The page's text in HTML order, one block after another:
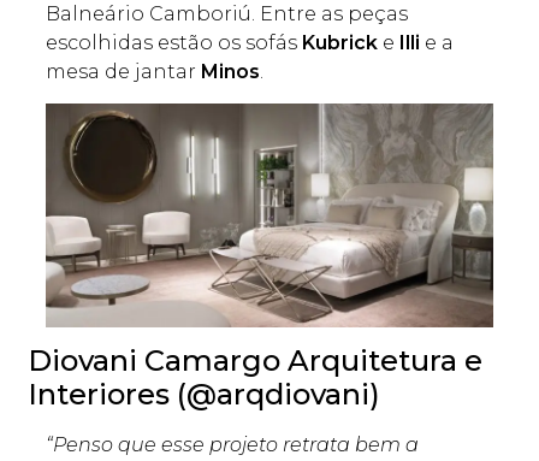
Balneário Camboriú. Entre as peças
escolhidas estão os sofás Kubrick e Illi e a
mesa de jantar Minos
Diovani Camargo Arquitetura e
Interiores (@arqdiovani)
“Penso que esse projeto retrata bem a